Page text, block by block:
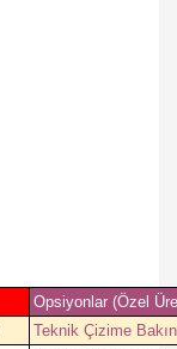
Opsiyonlar (Özel
Teknik Çizime